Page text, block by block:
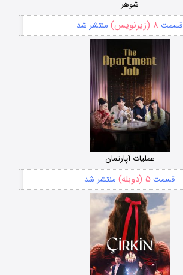
شوهر
قسمت ۸ (زیرنویس) منتشر شد
عملیات آپارتمان
قسمت ۵ (دوبله) منتشر شد